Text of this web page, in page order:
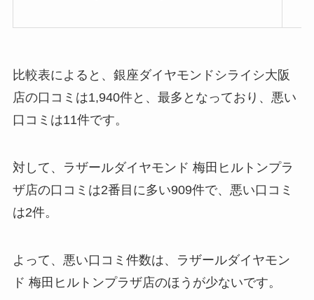
比較表によると、銀座ダイヤモンドシライシ大阪
店の口コミは1,940件と、最多となっており、悪い
口コミは11件です。
対して、ラザールダイヤモンド 梅田ヒルトンプラ
ザ店の口コミは2番目に多い909件で、悪い口コミ
は2件。
よって、悪い口コミ件数は、ラザールダイヤモン
ド 梅田ヒルトンプラザ店のほうが少ないです。